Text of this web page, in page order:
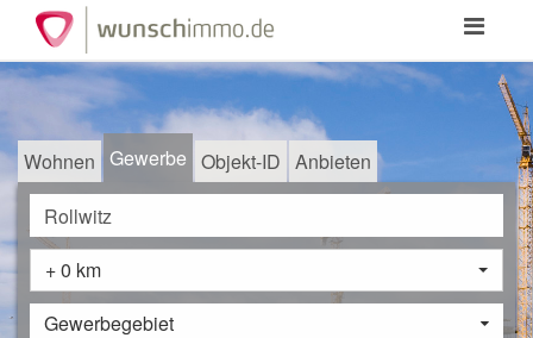
Toggle
Wohnen Gewerbe Objekt-ID Anbieten
+ 0 km
Gewerbegebiet